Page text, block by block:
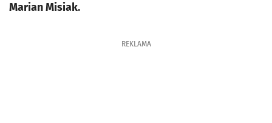
Marian Misiak.
REKLAMA